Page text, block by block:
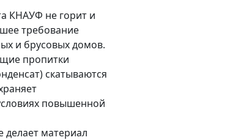
КНАУФ не горит и
требование
и брусовых домов.
пропитки
скатываются
повышенной
делает материал